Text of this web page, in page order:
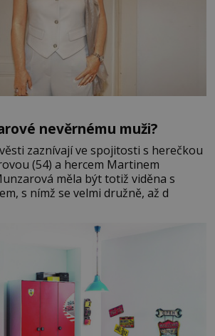
nevěrnému muži?
zaznívají ve spojitosti s herečkou
(54) a hercem Martinem
měla být totiž viděna s
s nímž se velmi družně, až d